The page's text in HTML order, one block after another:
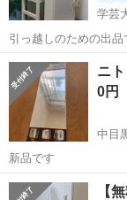
学芸
引っ越しのための出品で
などはありますが、
す。 鏡は取り外しでき、分けての搬出可能です。 横60㌢ 高さ130
㌢ 奥行き34㌢
東京 目黒区
ニ
0円
中目
新品です
東京 目黒区
【